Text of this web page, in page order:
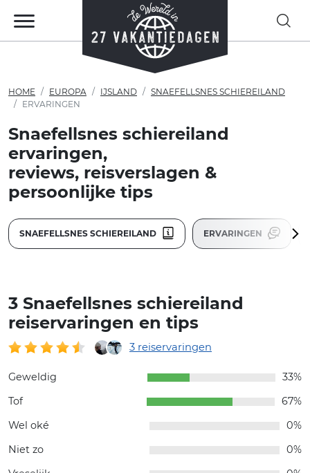
HOME EUROPA IJSLAND
SNAEFELLSNES SCHIEREILAND
ERVARINGEN
Snaefellsnes schiereiland
ervaringen,
reviews, reisverslagen &
persoonlijke tips
SNAEFELLSNES SCHIEREILAND ERVARINGEN
3 Snaefellsnes schiereiland
reiservaringen en tips
3 reiservaringen
Geweldig
33%
Tof
67%
Wel oké
0%
Niet zo
0%